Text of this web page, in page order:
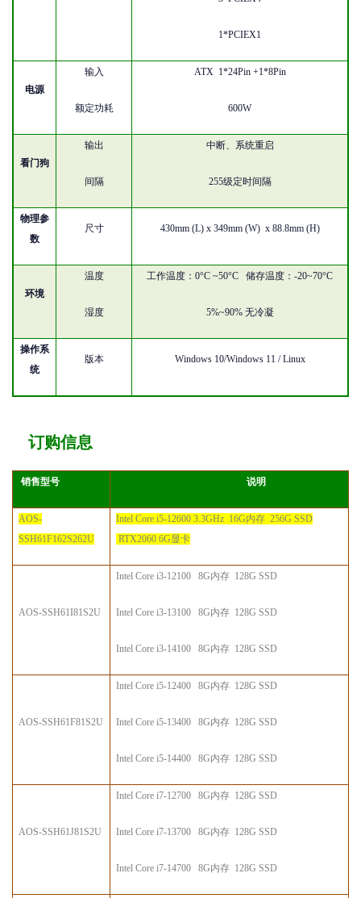
1*PCIEX1
电源
输入
额定功耗
ATX 1*24Pin +1*8Pin
600W
看门狗
输出
间隔
中断、系统重启
255级定时间隔
物理参
数
尺寸 430mm (L) x 349mm (W) x 88.8mm (H)
环境
温度
湿度
工作温度： 0°C ~50°C 储存温度：-20~70°C
5%~90% 无冷凝
操作系
统
版本 Windows 10/Windows 11 / Linux
订购信息
销售型号 说明
AOS-
SSH61F162S262U
Intel Core i5-12600 3.3GHz 16G内存 256G SSD
RTX2060 6G显卡
AOS-SSH61I81S2U
Intel Core i3-12100 8G内存 128G SSD
Intel Core i3-13100 8G内存 128G SSD
Intel Core i3-14100 8G内存 128G SSD
AOS-SSH61F81S2U
Intel Core i5-12400 8G内存 128G SSD
Intel Core i5-13400 8G内存 128G SSD
Intel Core i5-14400 8G内存 128G SSD
AOS-SSH61J81S2U
Intel Core i7-12700 8G内存 128G SSD
Intel Core i7-13700 8G内存 128G SSD
Intel Core i7-14700 8G内存 128G SSD